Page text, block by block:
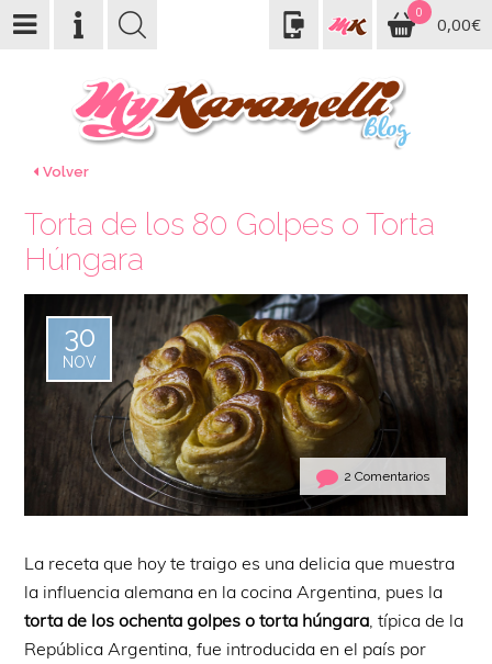
0
0,00€
Volver
Torta de los 80 Golpes o Torta
Húngara
30
NOV
2 Comentarios
La receta que hoy te traigo es una delicia que muestra
la influencia alemana en la cocina Argentina, pues la
torta de los ochenta golpes o torta húngara , típica de la
República Argentina, fue introducida en el país por